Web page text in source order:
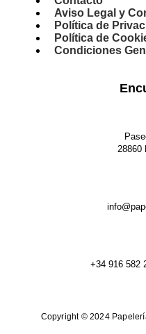
Aviso Legal y
Política de
Política de
Condiciones
28860
+34 916 582
Copyright © 2024